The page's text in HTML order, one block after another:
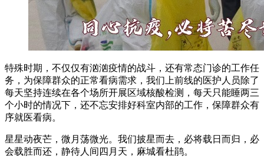
特殊时期，不仅仅有汹汹疫情的战斗，还有常态门诊的工作任
务，为保障群众的正常看病需求，我们上前线的医护人员除了
每天坚持连续在各个场所开展区域核酸检测，每天只能睡两三
个小时的情况下，还不忘安排好科室内部的工作，保障群众有
序就医看病。
星星动夜芒，微月荡微光。我们披星而去，必将载日而归，必
会载胜而还，静待人间四月天，麻城看杜鹃。